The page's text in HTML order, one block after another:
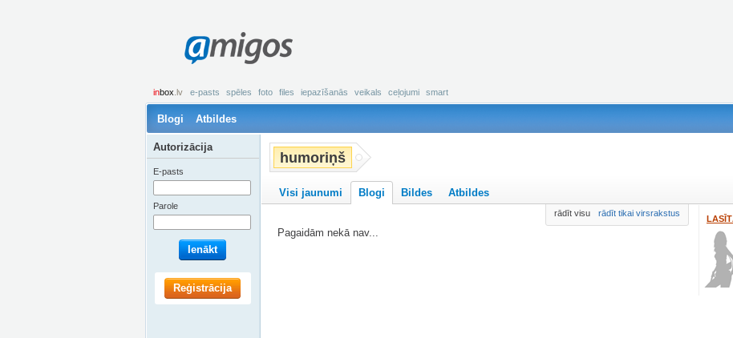
amigos
inbox .lv e-pasts spēles foto files iepazīšanās veikals ceļojumi smart
Blogi Atbildes
humoriņš
Visi jaunumi Blogi Bildes Atbildes
rādīt visu rādīt tikai virsrakstus
Pagaidām nekā nav...
Autorizācija
E-pasts
Parole
Ienākt
Reģistrācija